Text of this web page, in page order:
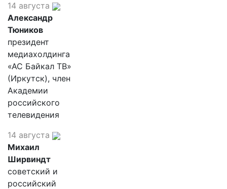
14 августа
Александр
Тюников
президент
медиахолдинга
«АС Байкал ТВ»
(Иркутск), член
Академии
российского
телевидения
14 августа
Михаил
Ширвиндт
советский и
российский